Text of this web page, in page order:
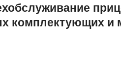
комплектующих и